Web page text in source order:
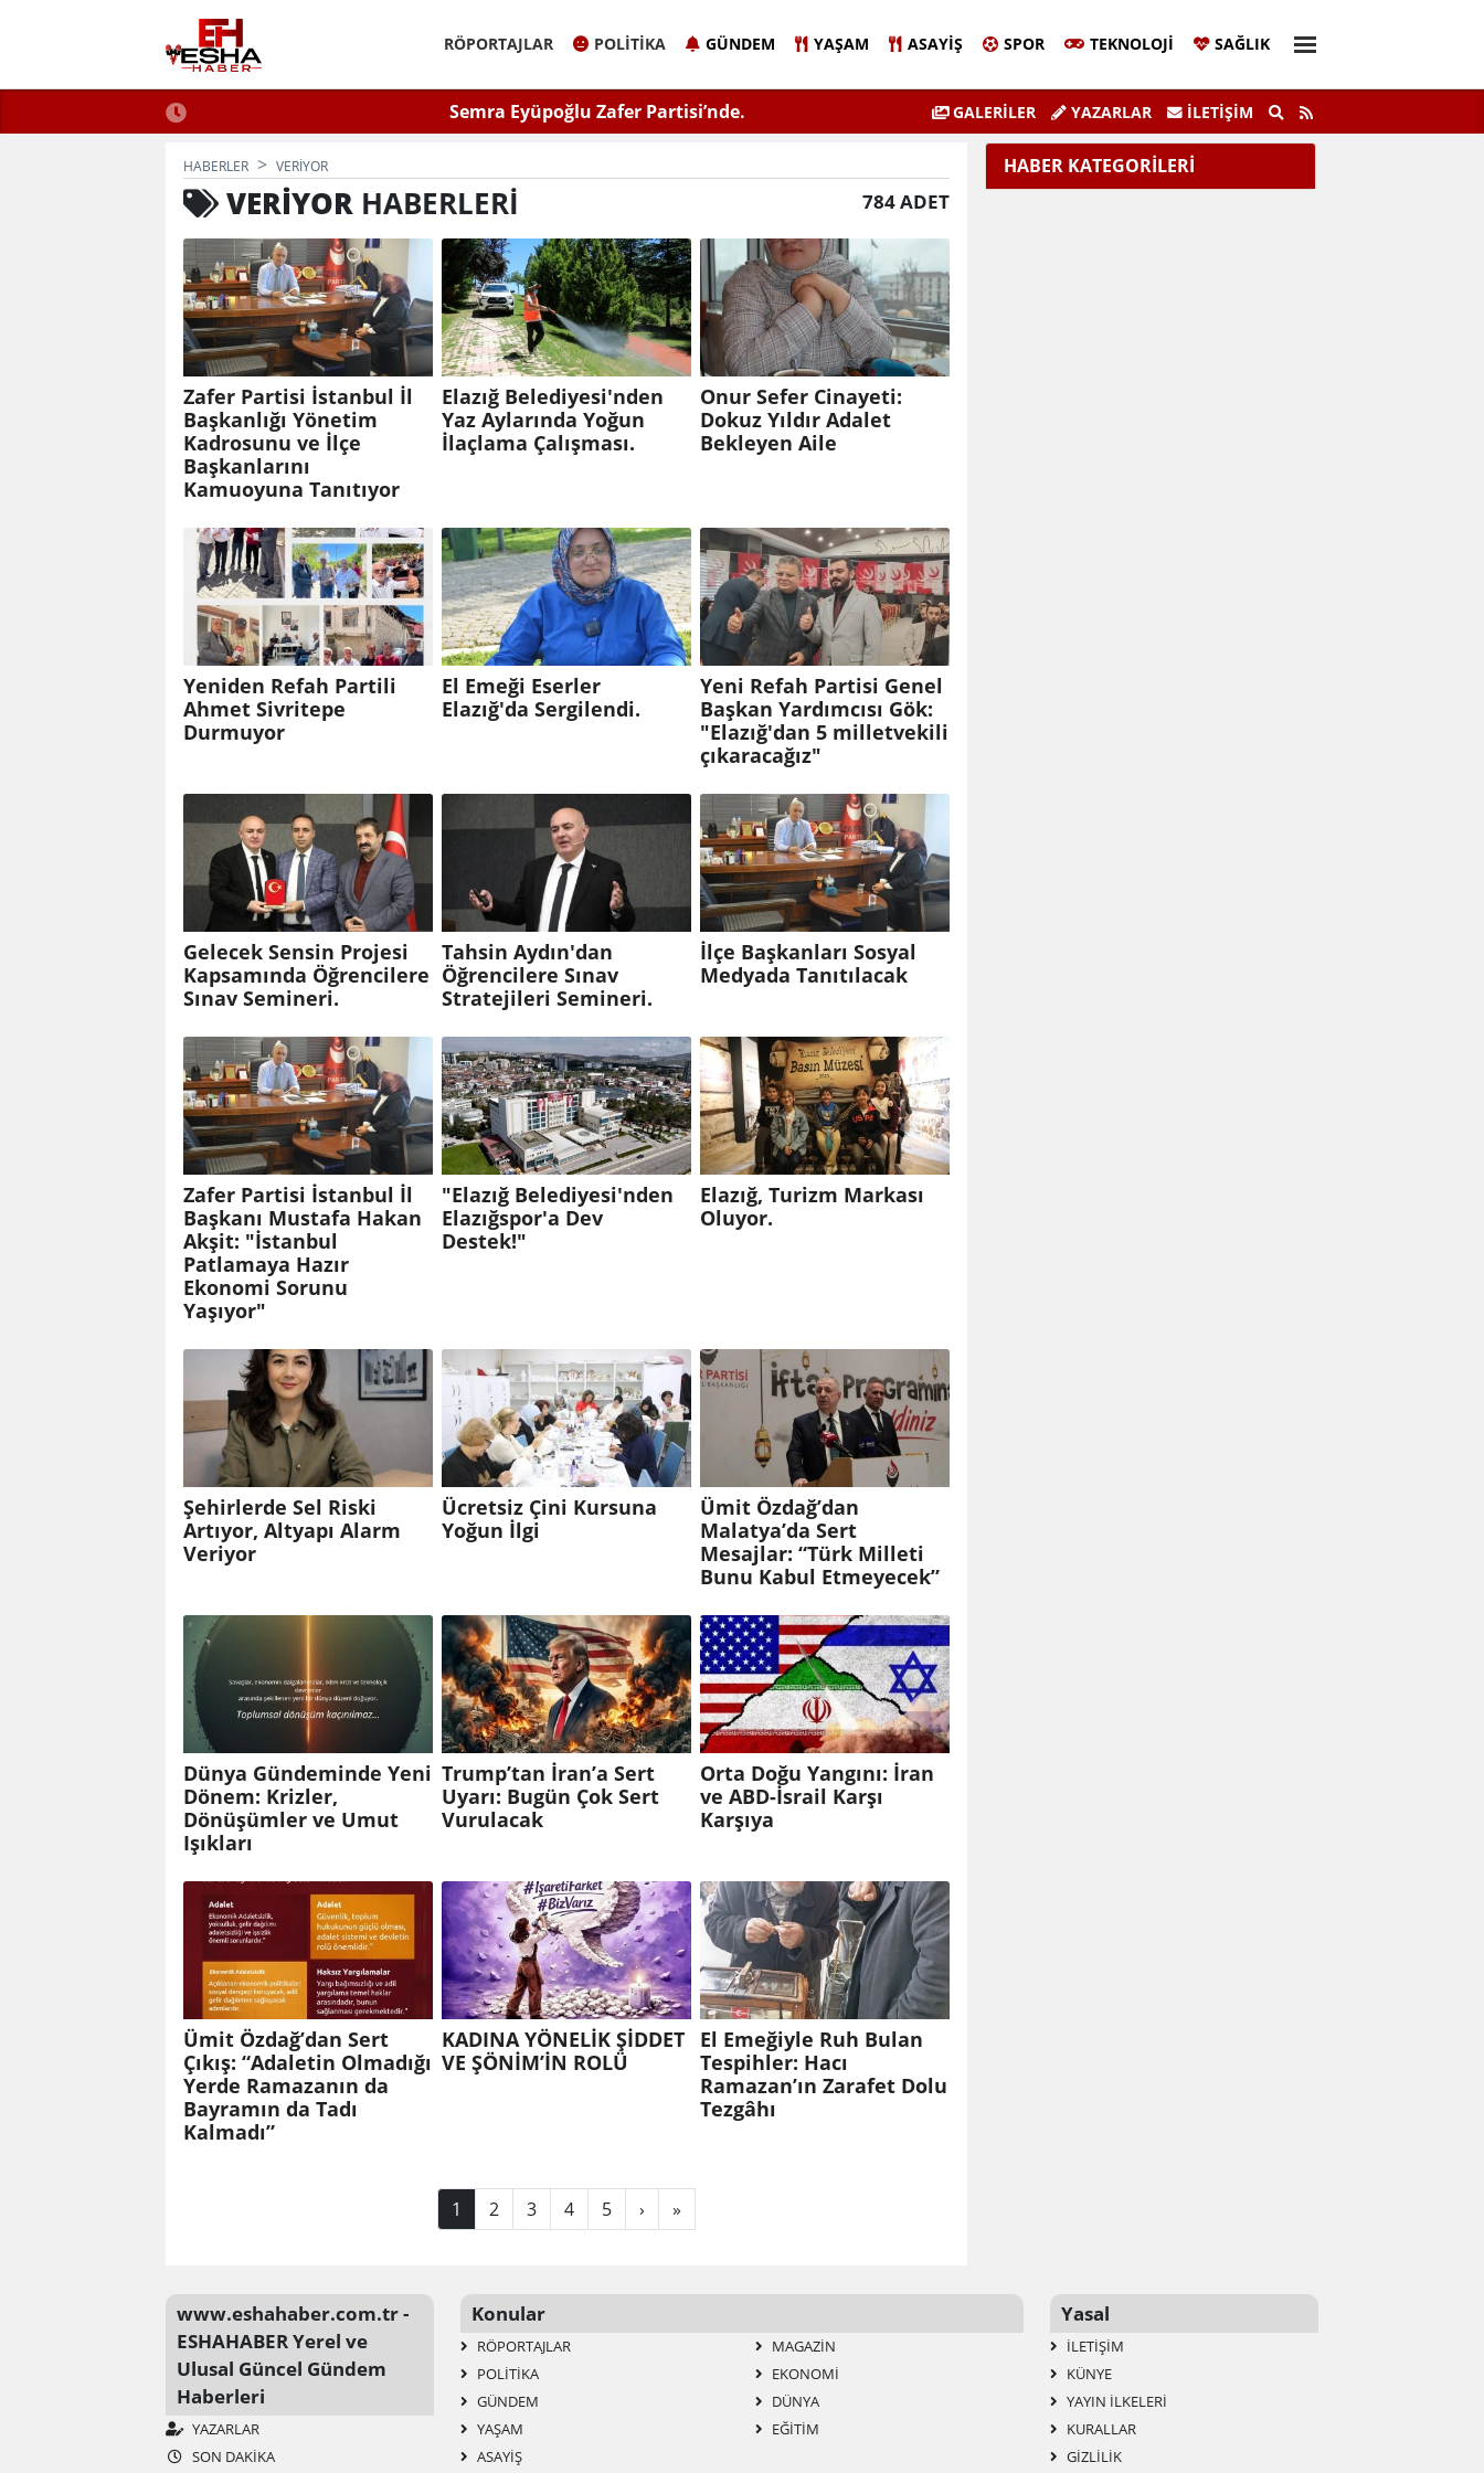
RÖPORTAJLAR POLITIKA GÜNDEM YAŞAM ASAYIŞ SPOR TEKNOLOJI SAĞLIK
Zafer Partisi’nde.
ÇEVSADER Eskişehir İl Başkanı Sinem Eltin'den Hayati Uyarı
Kulaktan Dolma Bilgiyle İlaçlama Ölüm Getirir
Elazığ'da Sivil Katılım Zirvesi Gerçekleştirildi.
GALERİLER YAZARLAR İLETIŞIM
HABERLER VERIYOR
VERIYOR HABERLERI 784 ADET
Zafer Partisi İstanbul İl
Başkanlığı Yönetim
Kadrosunu ve İlçe
Başkanlarını
Kamuoyuna Tanıtıyor
Elazığ Belediyesi'nden
Yaz Aylarında Yoğun
İlaçlama Çalışması.
Onur Sefer Cinayeti:
Dokuz Yıldır Adalet
Bekleyen Aile
Yeniden Refah Partili
Ahmet Sivritepe
Durmuyor
El Emeği Eserler
Elazığ'da Sergilendi.
Yeni Refah Partisi Genel
Başkan Yardımcısı Gök:
"Elazığ'dan 5 milletvekili
çıkaracağız"
Gelecek Sensin Projesi
Kapsamında Öğrencilere
Sınav Semineri.
Tahsin Aydın'dan
Öğrencilere Sınav
Stratejileri Semineri.
İlçe Başkanları Sosyal
Medyada Tanıtılacak
Zafer Partisi İstanbul İl
Başkanı Mustafa Hakan
Akşit: "İstanbul
Patlamaya Hazır
Ekonomi Sorunu
Yaşıyor"
"Elazığ Belediyesi'nden
Elazığspor'a Dev
Destek!"
Elazığ, Turizm Markası
Oluyor.
Şehirlerde Sel Riski
Artıyor, Altyapı Alarm
Veriyor
Ücretsiz Çini Kursuna
Yoğun İlgi
Ümit Özdağ’dan
Malatya’da Sert
Mesajlar: “Türk Milleti
Bunu Kabul Etmeyecek”
Dünya Gündeminde Yeni
Dönem: Krizler,
Dönüşümler ve Umut
Işıkları
Trump’tan İran’a Sert
Uyarı: Bugün Çok Sert
Vurulacak
Orta Doğu Yangını: İran
ve ABD-İsrail Karşı
Karşıya
Ümit Özdağ’dan Sert
Çıkış: “Adaletin Olmadığı
Yerde Ramazanın da
Bayramın da Tadı
Kalmadı”
KADINA YÖNELİK ŞİDDET
VE ŞÖNİM’İN ROLÜ
El Emeğiyle Ruh Bulan
Tespihler: Hacı
Ramazan’ın Zarafet Dolu
Tezgâhı
1 2 3 4 5 › »
HABER KATEGORİLERİ
www.eshahaber.com.tr -
ESHAHABER Yerel ve
Ulusal Güncel Gündem
Haberleri
YAZARLAR
SON DAKIKA
Konular
RÖPORTAJLAR
POLITIKA
GÜNDEM
YAŞAM
ASAYIŞ
MAGAZIN
EKONOMI
DÜNYA
EĞITIM
Yasal
İLETIŞIM
KÜNYE
YAYIN İLKELERI
KURALLAR
GIZLILIK